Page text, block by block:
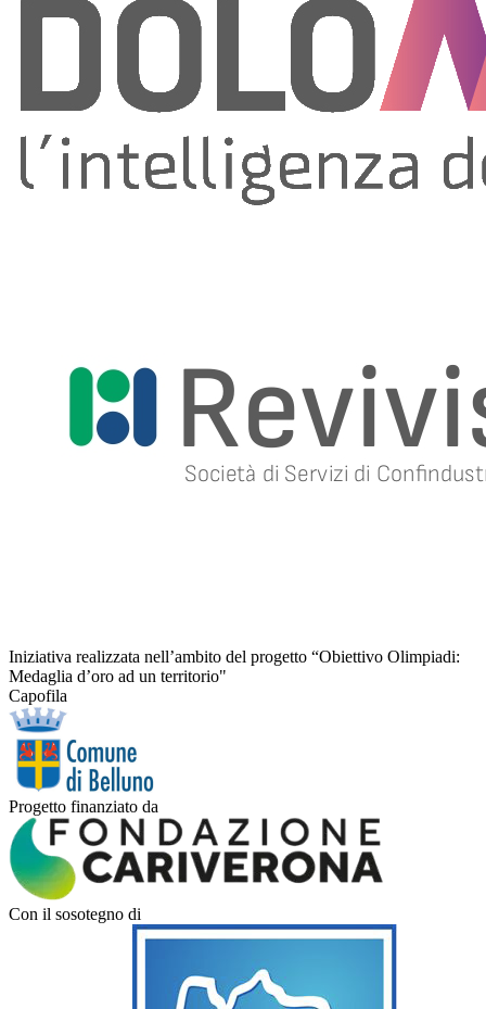
Iniziativa realizzata nell’ambito del progetto “Obiettivo Olimpiadi:
Medaglia d’oro ad un territorio"
Capofila
Progetto finanziato da
Con il sosotegno di